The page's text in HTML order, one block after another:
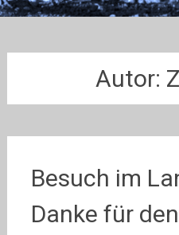
Autor:
Besuch im
Danke für